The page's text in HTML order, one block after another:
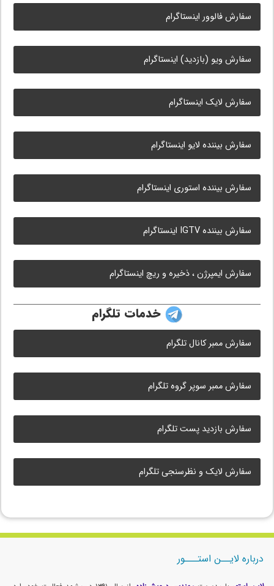
سفارش فالوور اینستاگرام
سفارش ویو (بازدید) اینستاگرام
سفارش لایک اینستاگرام
سفارش بیننده لایو اینستاگرام
سفارش بیننده استوری اینستاگرام
سفارش بیننده IGTV اینستاگرام
سفارش ایمپرژن ، ذخیره و ریچ اینستاگرام
خدمات تلگرام
سفارش ممبر کانال تلگرام
سفارش ممبر سوپر گروه تلگرام
سفارش بازدید پست تلگرام
سفارش لایک و نظرسنجی تلگرام